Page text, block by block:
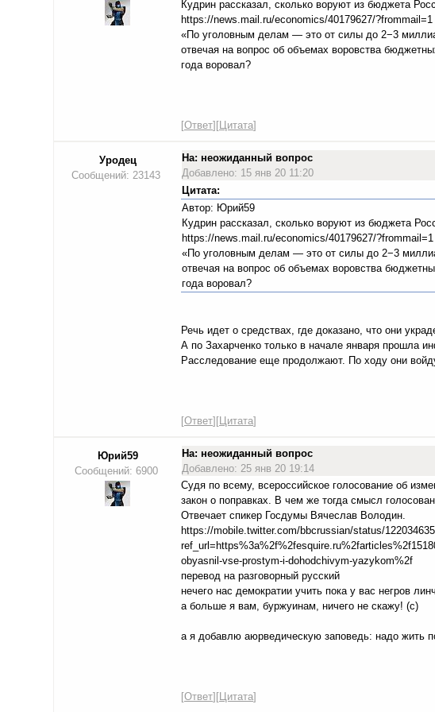
Кудрин рассказал, сколько воруют из бюджета
https://news.mail.ru/economics/40179627/?frommail=1
«По уголовным делам — это от силы до 2−3
отвечая на вопрос об объемах воровства
года воровал?
[Ответ][Цитата]
Уродец
Сообщений: 23143
На: неожиданный вопрос
Добавлено: 15 янв 20 11:20
Цитата:
Автор: Юрий59
Кудрин рассказал, сколько воруют из бюджета
https://news.mail.ru/economics/40179627/?frommail=1
«По уголовным делам — это от силы до 2−3
отвечая на вопрос об объемах воровства
года воровал?
Речь идет о средствах, где доказано, что они
А по Захарченко только в начале января прошла
Расследование еще продолжают. По ходу они
[Ответ][Цитата]
Юрий59
Сообщений: 6900
На: неожиданный вопрос
Добавлено: 25 янв 20 19:14
Судя по всему, всероссийское голосование об
закон о поправках. В чем же тогда смысл
Отвечает спикер Госдумы Вячеслав Володин.
https://mobile.twitter.com/bbcrussian/status/
obyasnil-vse-prostym-i-dohodchivym-yazykom%2f
перевод на разговорный русский
нечего нас демократии учить пока у вас негров
а больше я вам, буржуинам, ничего не скажу! (с)
а я добавлю аюрведическую заповедь: надо жить
[Ответ][Цитата]